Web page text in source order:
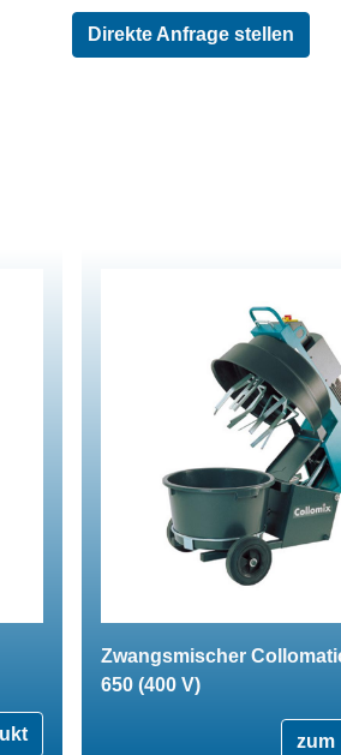
Direkte Anfrage stellen
Zwangsmischer
650 (400 V)
zum